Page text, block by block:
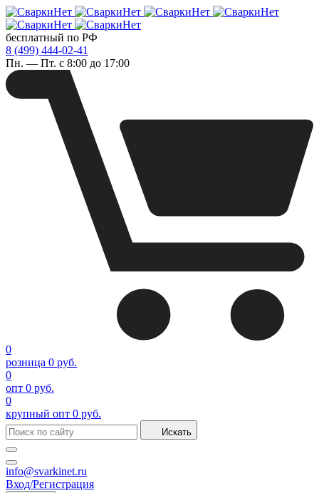
бесплатный по РФ
8 (499) 444-02-41
Пн. — Пт. с 8:00 до 17:00
0
розница 0 руб.
0
опт 0 руб.
0
крупный опт 0 руб.
Искать
info@svarkinet.ru
Вход/Регистрация